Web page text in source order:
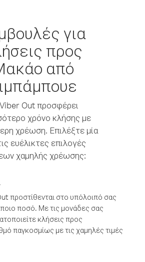
για
προς
από
Out προσφέρει
χρόνο κλήσης με
χρέωση. Επιλέξτε μία
ευέλικτες επιλογές
χαμηλής χρέωσης:
προστίθενται στο υπόλοιπό σας
ποσό. Με τις μονάδες σας
κλήσεις προς
παγκοσμίως με τις χαμηλές τιμές